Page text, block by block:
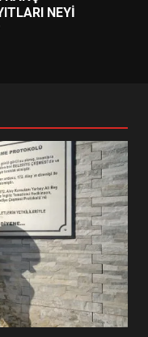
NEYİ
İÇİN
GÖZLER
BAHARATI